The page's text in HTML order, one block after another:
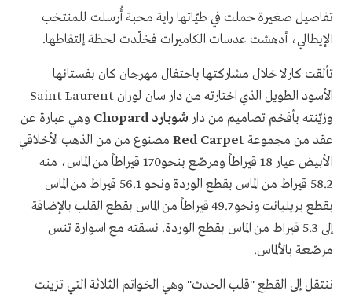
تفاصيل صغيرة حملت في طيّاتها راية محبة أُرسلت للمنتخب
الإيطالي، أدهشت عدسات الكاميرات فخلّدت لحظة إلتقاطها.
تألقت كارلا خلال مشاركتها باحتفال مهرجان كان بفستانها
الأسود الطويل الذي اختارته من دار سان لورانSaint Laurent
وزيّنته بأفخم تصاميم من دارشوباردChopardوهي عبارة عن
عقد من مجموعة Red Carpetمصنوع من من الذهب الأخلاقي
الأبيض عيار 18 قيراطاً ومرصّع بنحو170 قيراطاً من الماس، منه
58.2 قيراط من الماس بقطع الوردة ونحو 56.1 قيراط من الماس
بقطع بريليانت ونحو 49.7 قيراطاً من الماس بقطع القلب بالإضافة
إلى 5.3 قيراط من الماس بقطع الوردة. نسقته مع اسوارة تنس
مرصّعة بالألماس.
ننتقل إلى القطع "قلب الحدث" وهي الخواتم الثلاثة التي تزينت